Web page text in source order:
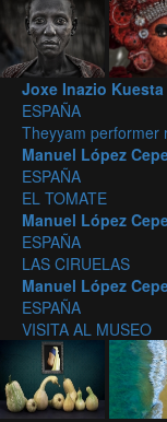
Joxe Inazio Kuesta
ESPAÑA
Theyyam performer
Manuel López
ESPAÑA
EL TOMATE
Manuel López
ESPAÑA
LAS CIRUELAS
Manuel López
ESPAÑA
VISITA AL MUSEO